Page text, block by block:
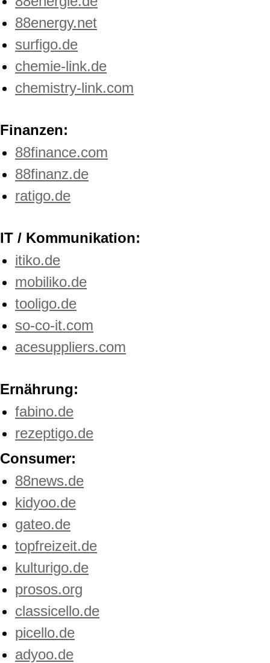
88energy.net
surfigo.de
chemie-link.de
chemistry-link.com
Finanzen:
88finance.com
88finanz.de
ratigo.de
IT / Kommunikation:
itiko.de
mobiliko.de
tooligo.de
so-co-it.com
acesuppliers.com
Ernährung:
fabino.de
rezeptigo.de
Consumer:
88news.de
kidyoo.de
gateo.de
topfreizeit.de
kulturigo.de
prosos.org
classicello.de
picello.de
adyoo.de